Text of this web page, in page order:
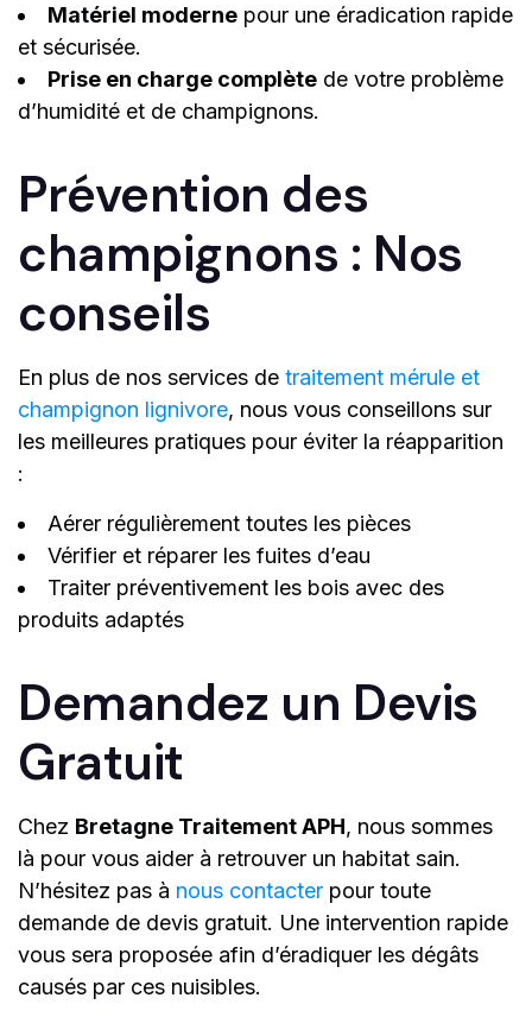
Matériel moderne pour une éradication rapide
et sécurisée.
Prise en charge complète de votre problème
d’humidité et de champignons.
Prévention des
champignons : Nos
conseils
En plus de nos services de traitement mérule et
champignon lignivore, nous vous conseillons sur
les meilleures pratiques pour éviter la réapparition
:
Aérer régulièrement toutes les pièces
Vérifier et réparer les fuites d’eau
Traiter préventivement les bois avec des
produits adaptés
Demandez un Devis
Gratuit
Chez Bretagne Traitement APH, nous sommes
là pour vous aider à retrouver un habitat sain.
N’hésitez pas à nous contacter pour toute
demande de devis gratuit. Une intervention rapide
vous sera proposée afin d’éradiquer les dégâts
causés par ces nuisibles.